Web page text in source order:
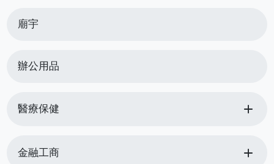
廟宇
辦公用品
醫療保健 add
金融工商 add